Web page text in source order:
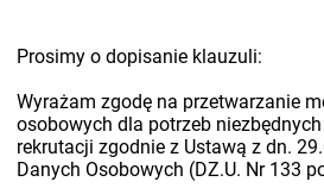
Prosimy o dopisanie klauzuli:
Wyrażam zgodę na przetwarzanie
osobowych dla potrzeb
rekrutacji zgodnie z Ustawą z dn.
Danych Osobowych (DZ.U. Nr 133